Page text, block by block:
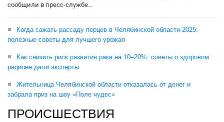
сообщили в пресс-службе...
Когда сажать рассаду перцев в Челябинской области-2025:
полезные советы для лучшего урожая
Как снизить риск развития рака на 10–20%: советы о здоровом
рационе дали эксперты
Жительница Челябинской области отказалась от денег и
забрала приз на шоу «Поле чудес»
ПРОИСШЕСТВИЯ